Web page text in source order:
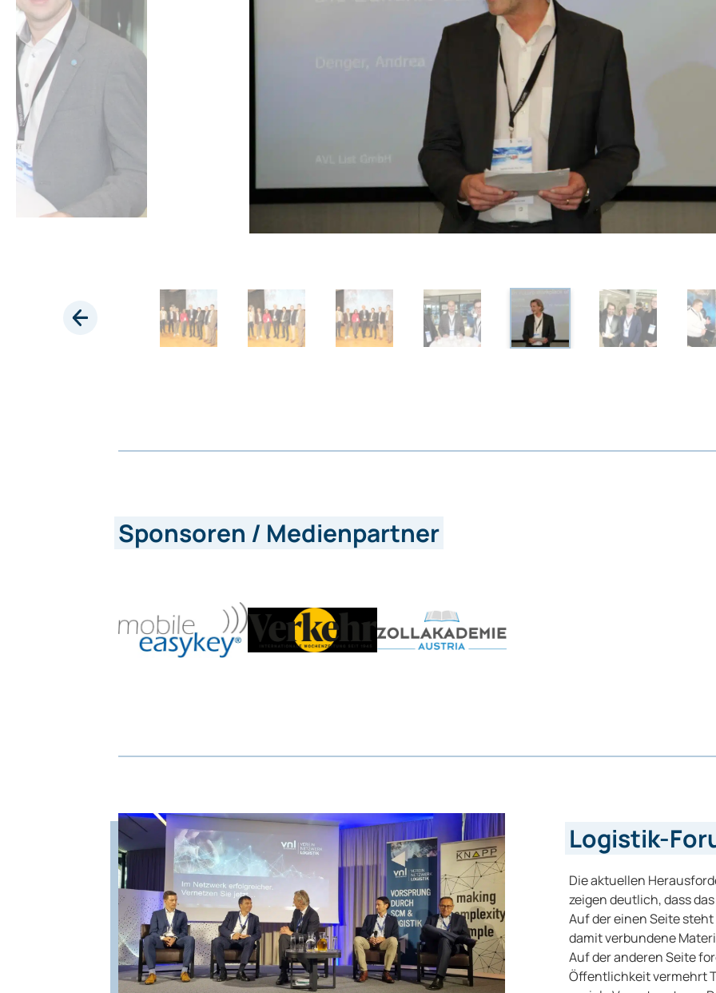
Sponsoren / Medienpartner
Logistik-
Die aktuellen
zeigen deutlich, dass
Auf der einen Seite
damit verbundene
Auf der anderen Seite
Öffentlichkeit vermehrt